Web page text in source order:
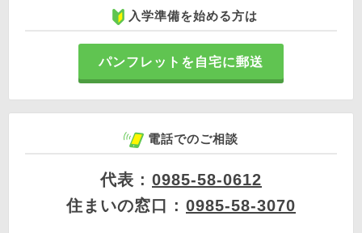
入学準備を始める方は
パンフレットを自宅に郵送
電話でのご相談
代表 : 0985-58-0612
住まいの窓口 : 0985-58-3070